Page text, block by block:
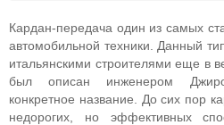
Кардан-передача один из самых
автомобильной техники. Данный
итальянскими строителями еще в
был описан инженером
конкретное название. До сих пор
недорогих, но эффективных